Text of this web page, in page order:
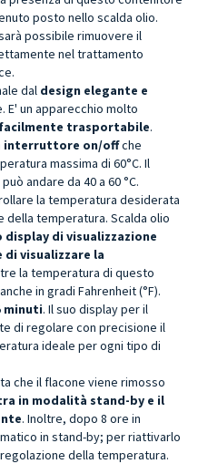
posto nello scalda olio.
possibile rimuovere il
nel trattamento
dal design elegante e
E' un apparecchio molto
trasportabile.
interruttore on/offche
massima di 60°C. Il
andare da 40 a 60 °C.
la temperatura desiderata
della temperatura. Scalda olio
di visualizzazione
visualizzare la
la temperatura di questo
in gradi Fahrenheit (°F).
minuti. Il suo display per il
di regolare con precisione il
ideale per ogni tipo di
che il flacone viene rimosso
in modalità stand-by e il
. Inoltre, dopo 8 ore in
in stand-by; per riattivarlo
della temperatura.